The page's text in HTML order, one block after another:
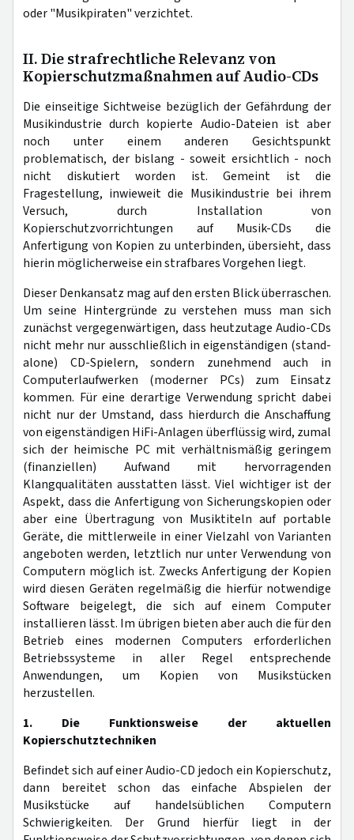
oder "Musikpiraten" verzichtet.
II. Die strafrechtliche Relevanz von
Kopierschutzmaßnahmen auf Audio-CDs
Die einseitige Sichtweise bezüglich der Gefährdung der
Musikindustrie durch kopierte Audio-Dateien ist aber
noch unter einem anderen Gesichtspunkt
problematisch, der bislang - soweit ersichtlich - noch
nicht diskutiert worden ist. Gemeint ist die
Fragestellung, inwieweit die Musikindustrie bei ihrem
Versuch, durch Installation von
Kopierschutzvorrichtungen auf Musik-CDs die
Anfertigung von Kopien zu unterbinden, übersieht, dass
hierin möglicherweise ein strafbares Vorgehen liegt.
Dieser Denkansatz mag auf den ersten Blick überraschen.
Um seine Hintergründe zu verstehen muss man sich
zunächst vergegenwärtigen, dass heutzutage Audio-CDs
nicht mehr nur ausschließlich in eigenständigen (stand-
alone) CD-Spielern, sondern zunehmend auch in
Computerlaufwerken (moderner PCs) zum Einsatz
kommen. Für eine derartige Verwendung spricht dabei
nicht nur der Umstand, dass hierdurch die Anschaffung
von eigenständigen HiFi-Anlagen überflüssig wird, zumal
sich der heimische PC mit verhältnismäßig geringem
(finanziellen) Aufwand mit hervorragenden
Klangqualitäten ausstatten lässt. Viel wichtiger ist der
Aspekt, dass die Anfertigung von Sicherungskopien oder
aber eine Übertragung von Musiktiteln auf portable
Geräte, die mittlerweile in einer Vielzahl von Varianten
angeboten werden, letztlich nur unter Verwendung von
Computern möglich ist. Zwecks Anfertigung der Kopien
wird diesen Geräten regelmäßig die hierfür notwendige
Software beigelegt, die sich auf einem Computer
installieren lässt. Im übrigen bieten aber auch die für den
Betrieb eines modernen Computers erforderlichen
Betriebssysteme in aller Regel entsprechende
Anwendungen, um Kopien von Musikstücken
herzustellen.
1. Die Funktionsweise der aktuellen
Kopierschutztechniken
Befindet sich auf einer Audio-CD jedoch ein Kopierschutz,
dann bereitet schon das einfache Abspielen der
Musikstücke auf handelsüblichen Computern
Schwierigkeiten. Der Grund hierfür liegt in der